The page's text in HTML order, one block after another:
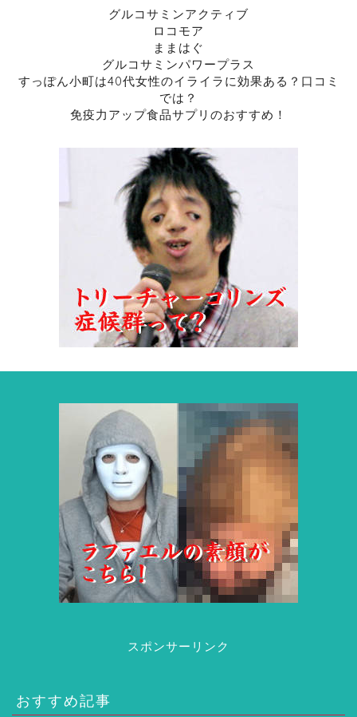
グルコサミンアクティブ
ロコモア
ままはぐ
グルコサミンパワープラス
すっぽん小町は40代女性のイライラに効果ある？口コミ
では？
免疫力アップ食品サプリのおすすめ！
スポンサーリンク
おすすめ記事